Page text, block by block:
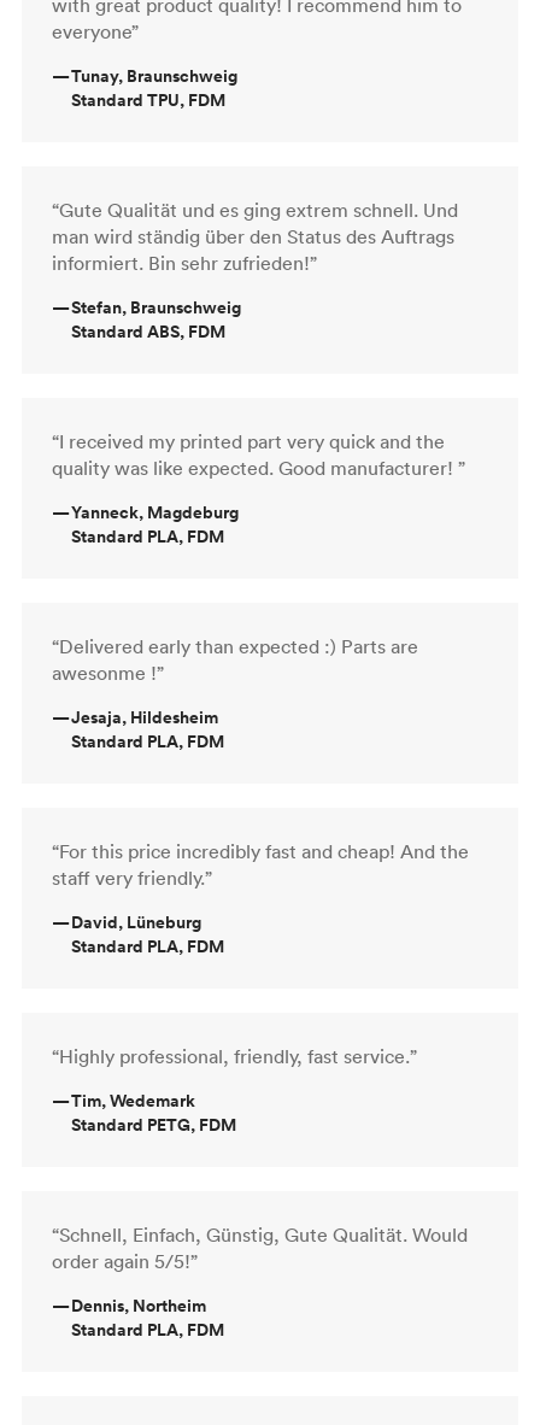
everyone”
—Tunay, Braunschweig
Standard TPU, FDM
“Gute Qualität und es ging extrem schnell. Und
man wird ständig über den Status des Auftrags
informiert. Bin sehr zufrieden!”
—Stefan, Braunschweig
Standard ABS, FDM
“I received my printed part very quick and the
quality was like expected. Good manufacturer! ”
—Yanneck, Magdeburg
Standard PLA, FDM
“Delivered early than expected :) Parts are
awesonme !”
—Jesaja, Hildesheim
Standard PLA, FDM
“For this price incredibly fast and cheap! And the
staff very friendly.”
—David, Lüneburg
Standard PLA, FDM
“Highly professional, friendly, fast service.”
—Tim, Wedemark
Standard PETG, FDM
“Schnell, Einfach, Günstig, Gute Qualität. Would
order again 5/5!”
—Dennis, Northeim
Standard PLA, FDM